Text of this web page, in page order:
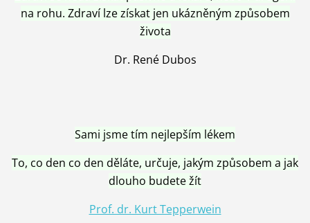
na rohu. Zdraví lze získat jen ukázněným způsobem
života
Dr. René Dubos
Sami jsme tím nejlepším lékem
To, co den co den děláte, určuje, jakým způsobem a jak
dlouho budete žít
Prof. dr. Kurt Tepperwein